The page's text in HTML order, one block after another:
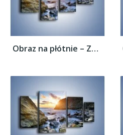
Obraz na płótnie – Zakaz kąpieli –...